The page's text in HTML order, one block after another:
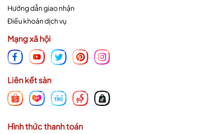
Hướng dẫn giao nhận
Điều khoản dịch vụ
Mạng xã hội
Liên kết sàn
Hình thức thanh toán